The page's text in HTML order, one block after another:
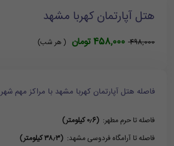
هتل آپارتمان کهربا مشهد
498,000 458,000 تومان ( هر شب)
فاصله هتل آپارتمان کهربا مشهد با مراکز مهم شهر
فاصله تا حرم مطهر: (۰٫6 کیلومتر)
فاصله تا آرامگاه فردوسی مشهد: (۳۸٫۳ کیلومتر)